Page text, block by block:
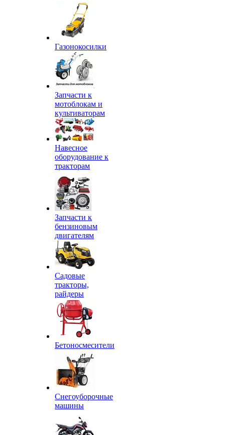
Газонокосилки
Запчасти к
мотоблокам и
культиваторам
Навесное
оборудование к
тракторам
Запчасти к
бензиновым
двигателям
Садовые
тракторы,
райдеры
Бетоносмесители
Снегоуборочные
машины